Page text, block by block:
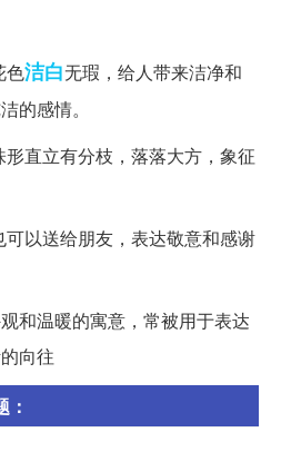
色洁白无瑕，给人带来洁净和
的感情。
直立有分枝，落落大方，象征
以送给朋友，表达敬意和感谢
和温暖的寓意，常被用于表达
向往